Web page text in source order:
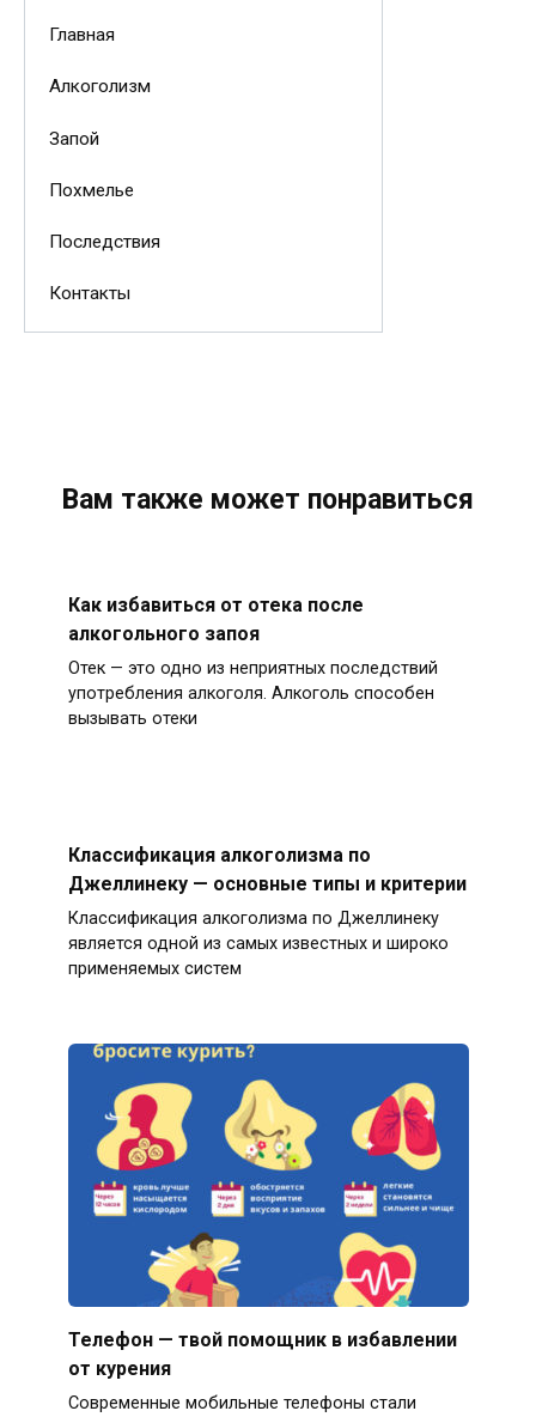
Главная
Алкоголизм
Запой
Похмелье
Последствия
Контакты
Вам также может понравиться
Как избавиться от отека после
алкогольного запоя
Отек — это одно из неприятных последствий
употребления алкоголя. Алкоголь способен
вызывать отеки
Классификация алкоголизма по
Джеллинеку — основные типы и критерии
Классификация алкоголизма по Джеллинеку
является одной из самых известных и широко
применяемых систем
Телефон — твой помощник в избавлении
от курения
Современные мобильные телефоны стали